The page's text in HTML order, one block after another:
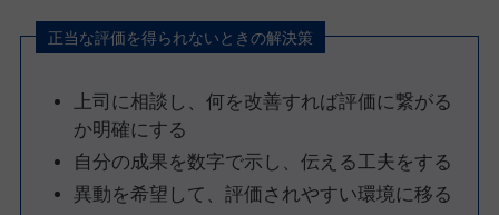
正当な評価を得られないときの解決策
上司に相談し、何を改善すれば評価に繋がる
か明確にする
自分の成果を数字で示し、伝える工夫をする
異動を希望して、評価されやすい環境に移る